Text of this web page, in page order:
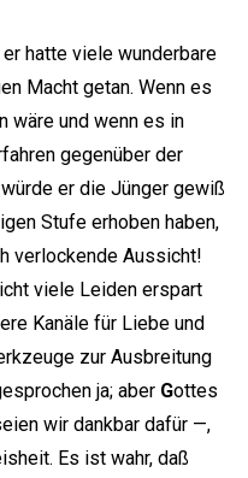
hatte viele wunderbare
Macht getan. Wenn es
wäre und wenn es in
gegenüber der
er die Jünger gewiß
Stufe erhoben haben,
verlockende Aussicht!
viele Leiden erspart
Kanäle für Liebe und
zur Ausbreitung
ja; aber Gottes
wir dankbar dafür —,
Es ist wahr, daß